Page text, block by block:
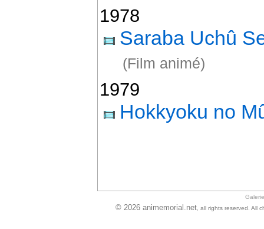
1978
Saraba Uchû
(Film animé)
1979
Hokkyoku no
Galerie
© 2026 animemorial.net, all rights reserved. All